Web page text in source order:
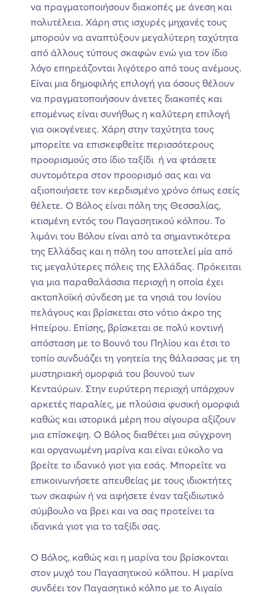
να πραγματοποιήσουν διακοπές με άνεση και
πολυτέλεια. Χάρη στις ισχυρές μηχανές τους
μπορούν να αναπτύξουν μεγαλύτερη ταχύτητα
από άλλους τύπους σκαφών ενώ για τον ίδιο
λόγο επηρεάζονται λιγότερο από τους ανέμους.
Είναι μια δημοφιλής επιλογή για όσους θέλουν
να πραγματοποιήσουν άνετες διακοπές και
επομένως είναι συνήθως η καλύτερη επιλογή
για οικογένειες. Χάρη στην ταχύτητα τους
μπορείτε να επισκεφθείτε περισσότερους
προορισμούς στο ίδιο ταξίδι ή να φτάσετε
συντομότερα στον προορισμό σας και να
αξιοποιήσετε τον κερδισμένο χρόνο όπως εσείς
θέλετε. Ο Βόλος είναι πόλη της Θεσσαλίας,
κτισμένη εντός του Παγασητικού κόλπου. Το
λιμάνι του Βόλου είναι από τα σημαντικότερα
της Ελλάδας και η πόλη του αποτελεί μία από
τις μεγαλύτερες πόλεις της Ελλάδας. Πρόκειται
για μια παραθαλάσσια περιοχή η οποία έχει
ακτοπλοϊκή σύνδεση με τα νησιά του Ιονίου
πελάγους και βρίσκεται στο νότιο άκρο της
Ηπείρου. Επίσης, βρίσκεται σε πολύ κοντινή
απόσταση με το Βουνό του Πηλίου και έτσι το
τοπίο συνδυάζει τη γοητεία της θάλασσας με τη
μυστηριακή ομορφιά του βουνού των
Κενταύρων. Στην ευρύτερη περιοχή υπάρχουν
αρκετές παραλίες, με πλούσια φυσική ομορφιά
καθώς και ιστορικά μέρη που σίγουρα αξίζουν
μια επίσκεψη. Ο Βόλος διαθέτει μια σύγχρονη
και οργανωμένη μαρίνα και είναι εύκολο να
βρείτε το ιδανικό γιοτ για εσάς. Μπορείτε να
επικοινωνήσετε απευθείας με τους ιδιοκτήτες
των σκαφών ή να αφήσετε έναν ταξιδιωτικό
σύμβουλο να βρει και να σας προτείνει τα
ιδανικά γιοτ για το ταξίδι σας.
Ο Βόλος, καθώς και η μαρίνα του βρίσκονται
στον μυχό του Παγασητικού κόλπου. Η μαρίνα
συνδέει τον Παγασητικό κόλπο με το Αιγαίο